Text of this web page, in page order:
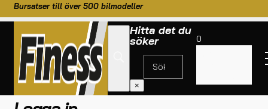
Bursatser till över 500 bilmodeller
Hitta det du
söker
×
0
Mitt konto